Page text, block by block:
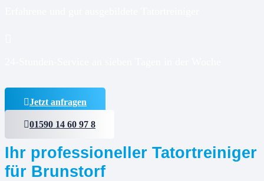
Jetzt anfragen
01590 14 60 97 8
Ihr professioneller Tatortreiniger
für Brunstorf